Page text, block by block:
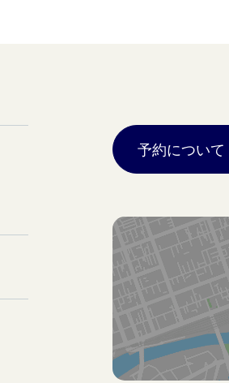
予約について